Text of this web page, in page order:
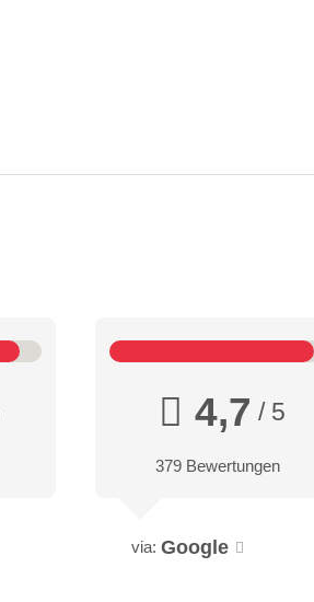
4,7 / 5
379 Bewertungen
via: Google